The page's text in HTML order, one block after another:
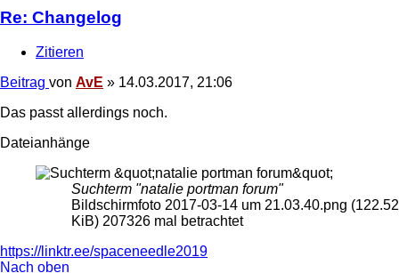
Re: Changelog
Zitieren
Beitrag von AvE » 14.03.2017, 21:06
Das passt allerdings noch.
Dateianhänge
Suchterm "natalie portman forum"
Bildschirmfoto 2017-03-14 um 21.03.40.png (122.52
KiB) 207326 mal betrachtet
https://linktr.ee/spaceneedle2019
Nach oben